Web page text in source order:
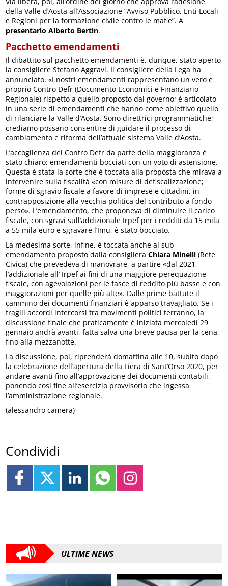
della Valle d’Aosta all’Associazione ”Avviso Pubblico, Enti Locali
e Regioni per la formazione civile contro le mafie”. A
presentarlo Alberto Bertin.
Pacchetto emendamenti
Il dibattito sul pacchetto emendamenti è, dunque, stato aperto
la consigliere Stefano Aggravi. Il consigliere della Lega ha
annunciato. «I nostri emendamenti rappresentano un vero e
proprio Contro Defr (Documento Economici e Finanziario
Regionale) rispetto a quello proposto dal governo; è articolato
in una serie di emendamenti che hanno come obiettivo quello
di rilanciare la Valle d’Aosta. Sono direttrici programmatiche;
crediamo possano consentire di guidare il processo di
cambiamento e riforma dell’attuale sistema Valle d’Aosta.
L’accoglienza del Contro Defr da parte della maggioranza è
stato chiaro: emendamenti bocciati con un voto di astensione.
Questa è stata la sorte che è toccata alla proposta che mirava a
intervenire sulla fiscalità «con misure di defiscalizzazione;
forme di sgravio fiscale a favore di imprese e cittadini, in
contrapposizione alla vecchia politica del contributo a fondo
perso». L’emendamento, che proponeva di diminuire il carico
fiscale, con sgravi sull’addizionale Irpef per i redditi da 15 mila
a 55 mila euro e sgravare l’Imu, è stato bocciato.
La medesima sorte, infine, è toccata anche al sub-
emendamento proposto dalla consigliera Chiara Minelli (Rete
Civica) che prevedeva di manovrare, a partire «dal 2021,
l’addizionale all’ Irpef ai fini di una maggiore perequazione
fiscale, con agevolazioni per le fasce di reddito più basse e con
maggiorazioni per quelle più alte». Dalle prime battute il
cammino dei documenti finanziari è apparso travagliato. Se i
fragili accordi intercorsi tra movimenti politici terranno, la
discussione finale che praticamente è iniziata mercoledì 29
gennaio andrà avanti, fatta salva una breve pausa per la cena,
fino alla mezzanotte.
La discussione, poi, riprenderà domattina alle 10, subito dopo
la celebrazione dell’apertura della Fiera di Sant’Orso 2020, per
andare avanti fino all’approvazione dei documenti contabili,
ponendo così fine all’esercizio provvisorio che ingessa
l’amministrazione regionale.
(alessandro camera)
Condividi
ULTIME NEWS